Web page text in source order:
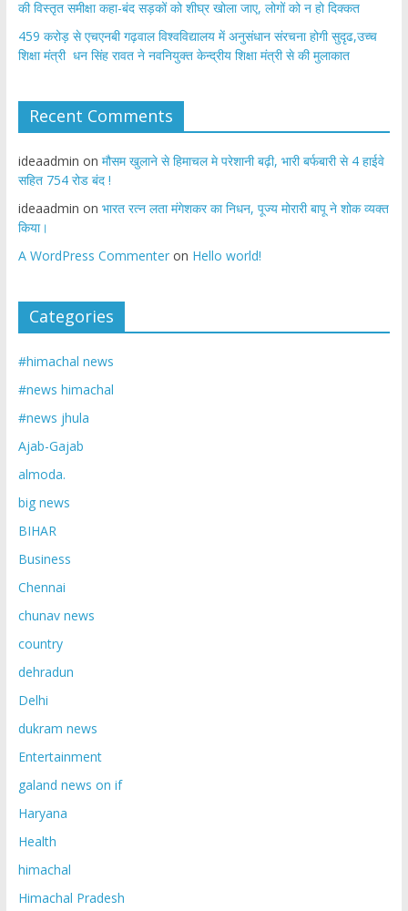
की विस्तृत समीक्षा कहा-बंद सड़कों को शीघ्र खोला जाए, लोगों को न हो दिक्कत
459 करोड़ से एचएनबी गढ़वाल विश्वविद्यालय में अनुसंधान संरचना होगी सुदृढ,उच्च
शिक्षा मंत्री धन सिंह रावत ने नवनियुक्त केन्द्रीय शिक्षा मंत्री से की मुलाकात
Recent Comments
ideaadmin on मौसम खुलाने से हिमाचल मे परेशानी बढ़ी, भारी बर्फबारी से 4 हाईवे
सहित 754 रोड बंद !
ideaadmin on भारत रत्न लता मंगेशकर का निधन, पूज्य मोरारी बापू ने शोक व्यक्त
किया।
A WordPress Commenteron Hello world!
Categories
#himachal news
#news himachal
#news jhula
Ajab-Gajab
almoda.
big news
BIHAR
Business
Chennai
chunav news
country
dehradun
Delhi
dukram news
Entertainment
galand news on if
Haryana
Health
himachal
Himachal Pradesh